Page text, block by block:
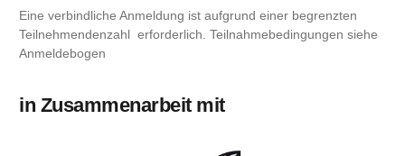
Eine verbindliche Anmeldung ist aufgrund einer begrenzten
Teilnehmendenzahl erforderlich. Teilnahmebedingungen siehe
Anmeldebogen
in Zusammenarbeit mit